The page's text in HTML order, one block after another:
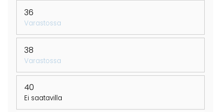
36
Varastossa
38
Varastossa
40
Ei saatavilla